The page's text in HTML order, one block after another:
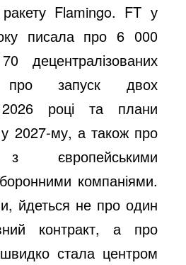
Flamingo. FT у
писала про 6 000
децентралізованих
про запуск двох
2026 році та плани
у 2027-му, а також про
з європейськими
компаніями.
йдеться не про один
контракт, а про
стала центром